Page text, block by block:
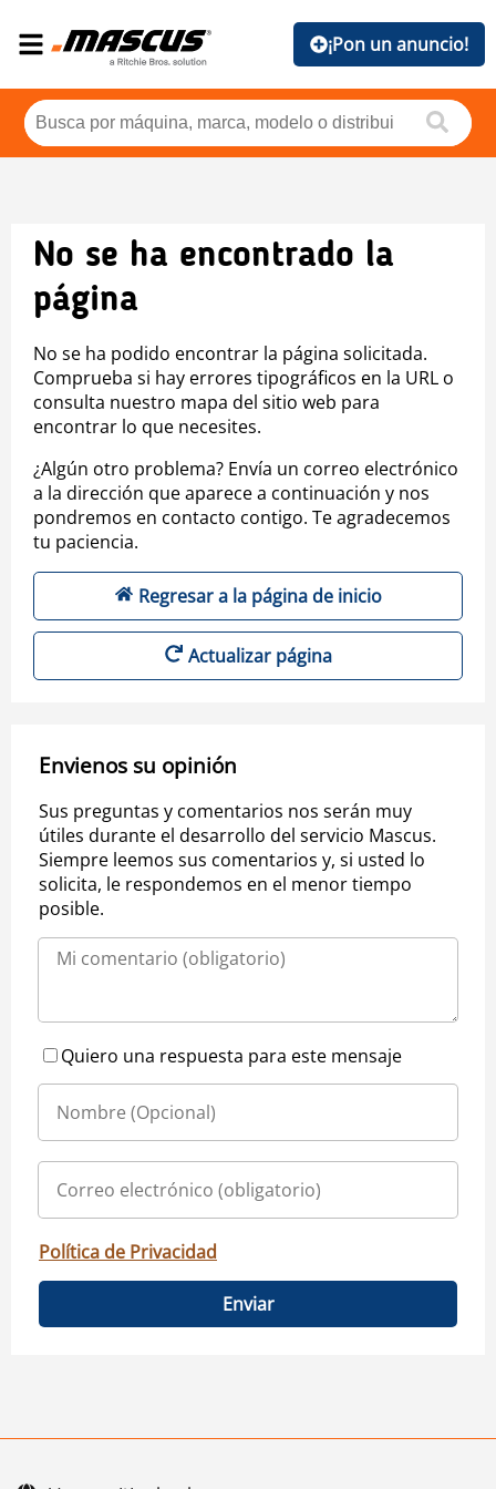
¡Pon un anuncio!
No se ha encontrado la
página
No se ha podido encontrar la página solicitada.
Comprueba si hay errores tipográficos en la URL o
consulta nuestro mapa del sitio web para
encontrar lo que necesites.
¿Algún otro problema? Envía un correo electrónico
a la dirección que aparece a continuación y nos
pondremos en contacto contigo. Te agradecemos
tu paciencia.
Regresar a la página de inicio
Actualizar página
Envienos su opinión
Sus preguntas y comentarios nos serán muy
útiles durante el desarrollo del servicio Mascus.
Siempre leemos sus comentarios y, si usted lo
solicita, le respondemos en el menor tiempo
posible.
Quiero una respuesta para este mensaje
Política de Privacidad
Enviar